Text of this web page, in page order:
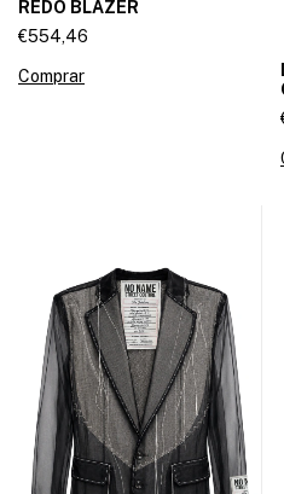
REDO BLAZER
€554,46
Comprar